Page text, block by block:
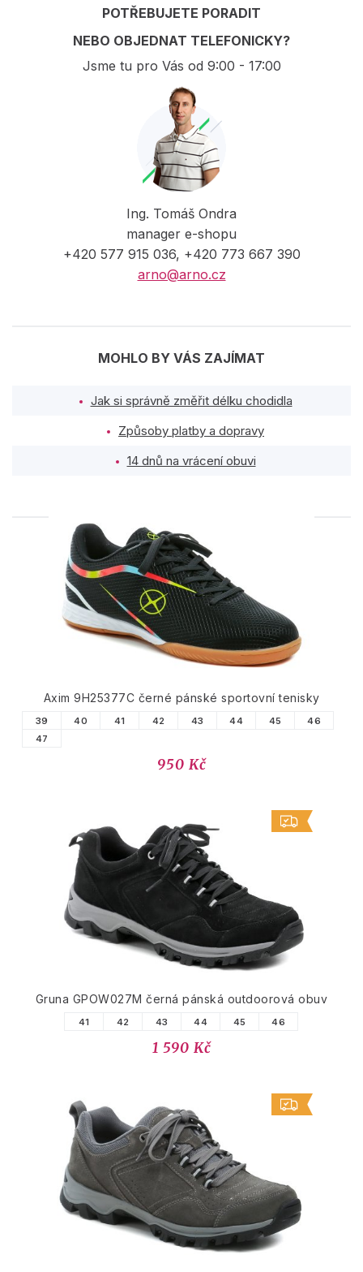
POTŘEBUJETE PORADIT
NEBO OBJEDNAT TELEFONICKY?
Jsme tu pro Vás od 9:00 - 17:00
Ing. Tomáš Ondra
manager e-shopu
+420 577 915 036, +420 773 667 390
arno@arno.cz
MOHLO BY VÁS ZAJÍMAT
Jak si správně změřit délku chodidla
Způsoby platby a dopravy
14 dnů na vrácení obuvi
PODOBNÉ PRODUKTY
Axim 9H25377C černé pánské sportovní tenisky
39 40 41 42 43 44 45
46
47
950 Kč
Gruna GPOW027M černá pánská outdoorová obuv
41 42 43 44 45 46
1 590 Kč